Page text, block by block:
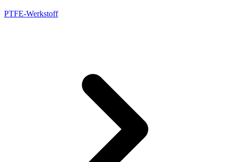
PTFE-Werkstoff